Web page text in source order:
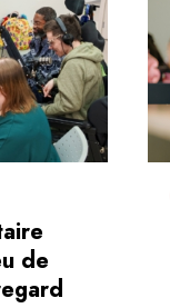
de